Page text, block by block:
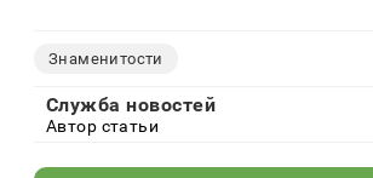
Знаменитости
Служба новостей
Автор статьи